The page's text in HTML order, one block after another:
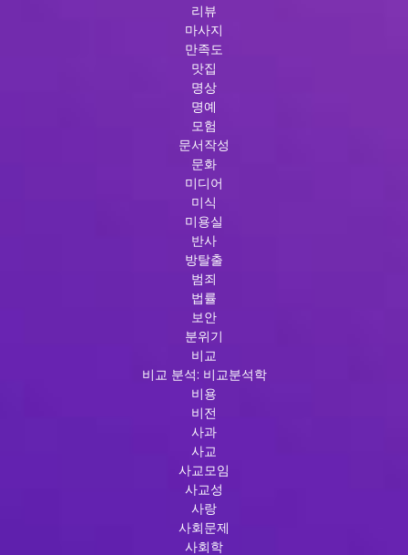
리뷰
마사지
만족도
맛집
명상
명예
모험
문서작성
문화
미디어
미식
미용실
반사
방탈출
범죄
법률
보안
분위기
비교
비교 분석: 비교분석학
비용
비전
사과
사교
사교모임
사교성
사랑
사회문제
사회학